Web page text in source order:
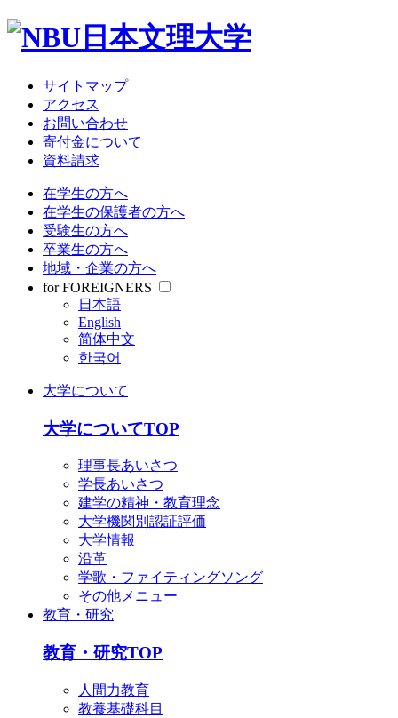
サイトマップ
アクセス
お問い合わせ
寄付金について
資料請求
在学生の方へ
在学生の保護者の方へ
受験生の方へ
卒業生の方へ
地域・企業の方へ
for FOREIGNERS
日本語
English
简体中文
한국어
大学について
大学についてTOP
理事長あいさつ
学長あいさつ
建学の精神・教育理念
大学機関別認証評価
大学情報
沿革
学歌・ファイティングソング
その他メニュー
教育・研究
教育・研究TOP
人間力教育
教養基礎科目